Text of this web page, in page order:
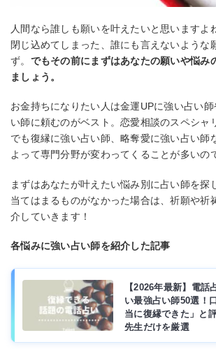
人間なら誰しも願いを叶えたいと思いますよ
閉じ込めてしまった、誰にも言えないような
ず。 でもその前にまずはあなたの願いや悩み
ましょう。
お金持ちになりたい人は金運UPに強い占い
い師に頼むのがベスト。恋愛相談のスペシャ
でも復縁に強い占い師、略奪愛に強い占い師
よって専門分野が変わってくることが多いの
まずはあなたが叶えたい悩み別に占い師を探
当てはまるものがなかった場合は、祈願や祈
介していきます！
各悩みに強い占い師を紹介した記事
【2026年最新】電話
い最強占い師50選！
当に復縁できた」と
先生だけを厳選